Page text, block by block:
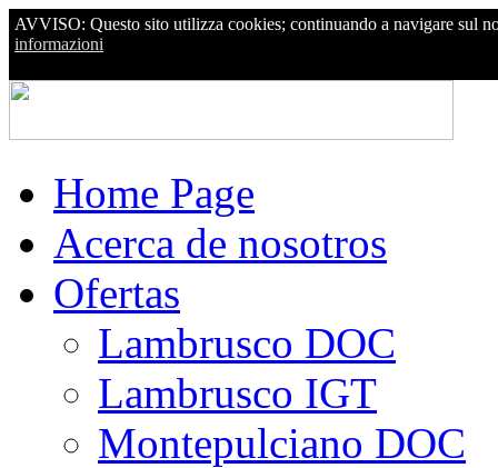
AVVISO: Questo sito utilizza cookies; continuando a navigare sul
informazioni
Home Page
Acerca de nosotros
Ofertas
Lambrusco DOC
Lambrusco IGT
Montepulciano DOC